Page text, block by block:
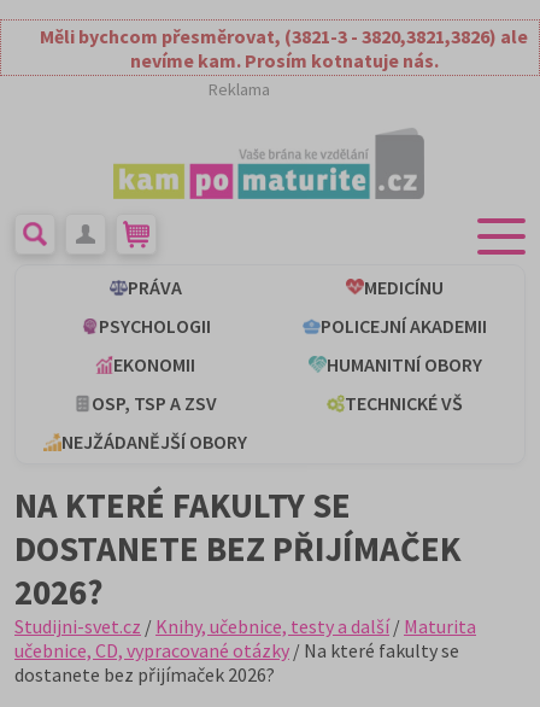
Měli bychcom přesměrovat, (3821-3 - 3820,3821,3826) ale
nevíme kam. Prosím kotnatuje nás.
Reklama
PRÁVA
MEDICÍNU
PSYCHOLOGII
POLICEJNÍ AKADEMII
EKONOMII
HUMANITNÍ OBORY
OSP, TSP A ZSV
TECHNICKÉ VŠ
NEJŽÁDANĚJŠÍ OBORY
NA KTERÉ FAKULTY SE
DOSTANETE BEZ PŘIJÍMAČEK
2026?
Studijni-svet.cz / Knihy, učebnice, testy a další/ Maturita
učebnice, CD, vypracované otázky / Na které fakulty se
dostanete bez přijímaček 2026?